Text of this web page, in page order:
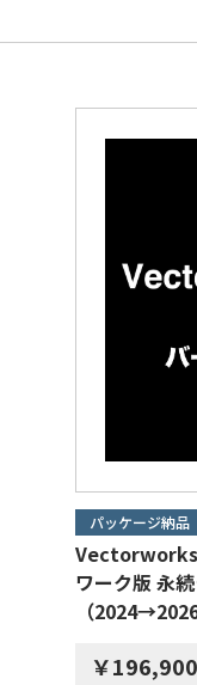
パッケージ納品
ワーク版 永
（2024→2026
￥196,900